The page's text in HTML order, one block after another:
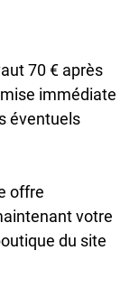
70 € après
immédiate
éventuels
offre
votre
du site